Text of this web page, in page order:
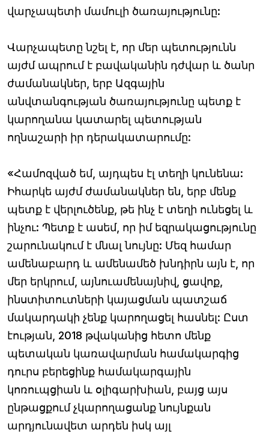
վարչապետի մամուլի ծառայությունը:
Վարչապետը նշել է, որ մեր պետությունն
այժմ ապրում է բավականին դժվար և ծանր
ժամանակներ, երբ Ազգային
անվտանգության ծառայությունը պետք է
կարողանա կատարել պետության
ողնաշարի իր դերակատարումը:
«Համոզված եմ, այդպես էլ տեղի կունենա:
Իհարկե այժմ ժամանակներ են, երբ մենք
պետք է վերլուծենք, թե ինչ է տեղի ունեցել և
ինչու: Պետք է ասեմ, որ իմ եզրակացությունը
շարունակում է մնալ նույնը: Մեզ համար
ամենաբարդ և ամենամեծ խնդիրն այն է, որ
մեր երկրում, այնուամենայնիվ, ցավոք,
ինստիտուտների կայացման պատշաճ
մակարդակի չենք կարողացել հասնել: Ըստ
էության, 2018 թվականից հետո մենք
պետական կառավարման համակարգից
դուրս բերեցինք համակարգային
կոռուպցիան և օլիգարխիան, բայց այս
ընթացքում չկարողացանք նույնքան
արդյունավետ արդեն իսկ այլ